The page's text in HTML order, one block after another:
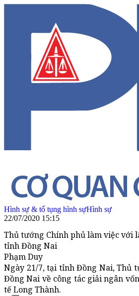
Hình sự & tố tụng hình sựHình sự
22/07/2020 15:15
Thủ tướng Chính phủ làm việc với
tỉnh Đồng Nai
Phạm Duy
Ngày 21/7, tại tỉnh Đồng Nai, Thủ
Đồng Nai về công tác giải ngân
tế Long Thành.